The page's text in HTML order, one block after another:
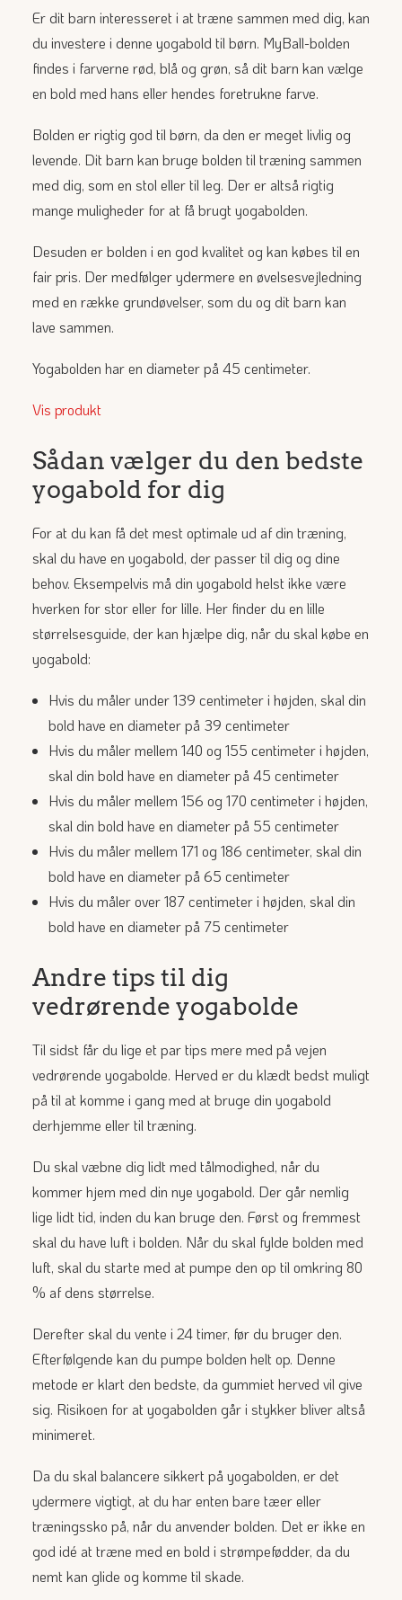
Er dit barn interesseret i at træne sammen med dig, kan
du investere i denne yogabold til børn. MyBall-bolden
findes i farverne rød, blå og grøn, så dit barn kan vælge
en bold med hans eller hendes foretrukne farve.
Bolden er rigtig god til børn, da den er meget livlig og
levende. Dit barn kan bruge bolden til træning sammen
med dig, som en stol eller til leg. Der er altså rigtig
mange muligheder for at få brugt yogabolden.
Desuden er bolden i en god kvalitet og kan købes til en
fair pris. Der medfølger ydermere en øvelsesvejledning
med en række grundøvelser, som du og dit barn kan
lave sammen.
Yogabolden har en diameter på 45 centimeter.
Vis produkt
Sådan vælger du den bedste
yogabold for dig
For at du kan få det mest optimale ud af din træning,
skal du have en yogabold, der passer til dig og dine
behov. Eksempelvis må din yogabold helst ikke være
hverken for stor eller for lille. Her finder du en lille
størrelsesguide, der kan hjælpe dig, når du skal købe en
yogabold:
Hvis du måler under 139 centimeter i højden, skal din
bold have en diameter på 39 centimeter
Hvis du måler mellem 140 og 155 centimeter i højden,
skal din bold have en diameter på 45 centimeter
Hvis du måler mellem 156 og 170 centimeter i højden,
skal din bold have en diameter på 55 centimeter
Hvis du måler mellem 171 og 186 centimeter, skal din
bold have en diameter på 65 centimeter
Hvis du måler over 187 centimeter i højden, skal din
bold have en diameter på 75 centimeter
Andre tips til dig
vedrørende yogabolde
Til sidst får du lige et par tips mere med på vejen
vedrørende yogabolde. Herved er du klædt bedst muligt
på til at komme i gang med at bruge din yogabold
derhjemme eller til træning.
Du skal væbne dig lidt med tålmodighed, når du
kommer hjem med din nye yogabold. Der går nemlig
lige lidt tid, inden du kan bruge den. Først og fremmest
skal du have luft i bolden. Når du skal fylde bolden med
luft, skal du starte med at pumpe den op til omkring 80
% af dens størrelse.
Derefter skal du vente i 24 timer, før du bruger den.
Efterfølgende kan du pumpe bolden helt op. Denne
metode er klart den bedste, da gummiet herved vil give
sig. Risikoen for at yogabolden går i stykker bliver altså
minimeret.
Da du skal balancere sikkert på yogabolden, er det
ydermere vigtigt, at du har enten bare tæer eller
træningssko på, når du anvender bolden. Det er ikke en
god idé at træne med en bold i strømpefødder, da du
nemt kan glide og komme til skade.